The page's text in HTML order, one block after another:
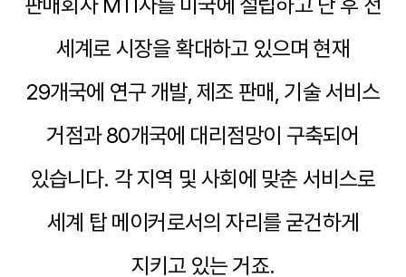
세계로 시장을 확대하고 있으며 현재
29개국에 연구 개발, 제조 판매, 기술 서비스
거점과 80개국에 대리점망이 구축되어
있습니다. 각 지역 및 사회에 맞춘 서비스로
세계 탑 메이커로서의 자리를 굳건하게
지키고 있는 거죠.